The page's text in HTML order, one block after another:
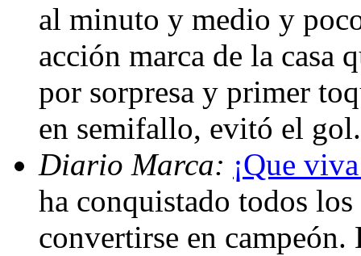
al minuto y medio y
acción marca de la casa
por sorpresa y primer
en semifallo, evitó el
Diario Marca: ¡Que
ha conquistado todos los
convertirse en